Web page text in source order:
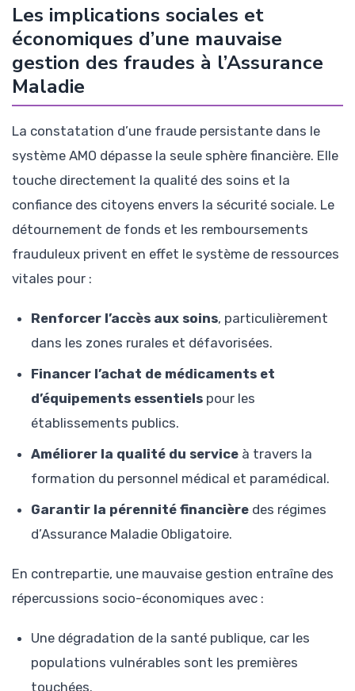
Les implications sociales et
économiques d’une mauvaise
gestion des fraudes à l’Assurance
Maladie
La constatation d’une fraude persistante dans le
système AMO dépasse la seule sphère financière. Elle
touche directement la qualité des soins et la
confiance des citoyens envers la sécurité sociale. Le
détournement de fonds et les remboursements
frauduleux privent en effet le système de ressources
vitales pour :
Renforcer l’accès aux soins, particulièrement
dans les zones rurales et défavorisées.
Financer l’achat de médicaments et
d’équipements essentiels pour les
établissements publics.
Améliorer la qualité du service à travers la
formation du personnel médical et paramédical.
Garantir la pérennité financière des régimes
d’Assurance Maladie Obligatoire.
En contrepartie, une mauvaise gestion entraîne des
répercussions socio-économiques avec :
Une dégradation de la santé publique, car les
populations vulnérables sont les premières
touchées.